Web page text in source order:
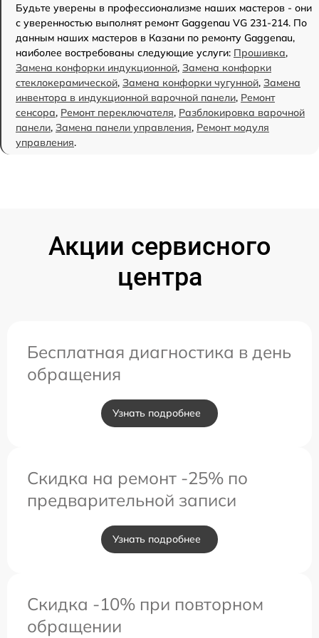
Будьте уверены в профессионализме наших мастеров - они
с уверенностью выполнят ремонт Gaggenau VG 231-214. По
данным наших мастеров в Казани по ремонту Gaggenau,
наиболее востребованы следующие услуги: Прошивка,
Замена конфорки индукционной, Замена конфорки
стеклокерамической, Замена конфорки чугунной, Замена
инвентора в индукционной варочной панели, Ремонт
сенсора, Ремонт переключателя, Разблокировка варочной
панели, Замена панели управления, Ремонт модуля
управления.
Акции сервисного
центра
Бесплатная диагностика в день
обращения
Узнать подробнее
Скидка на ремонт -25% по
предварительной записи
Узнать подробнее
Скидка -10% при повторном
обращении